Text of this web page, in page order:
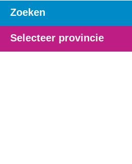
Zoeken
Selecteer provincie